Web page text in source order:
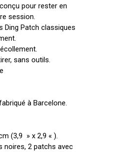
pour rester en
session.
Ding Patch classiques
sans outils.
à Barcelone.
(3,9 » x 2,9 « ).
noires, 2 patchs avec